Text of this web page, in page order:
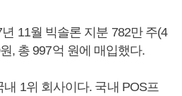
11월 빅솔론 지분 782만 주(4
, 총 997억 원에 매입했다.
1위 회사이다. 국내 POS프